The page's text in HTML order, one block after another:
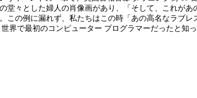
堂々とした婦人の肖像画があり、「そして、これが
この例に漏れず、私たちはこの時「あの高名なラブ
界で最初のコンピューター プログラマーだったと知